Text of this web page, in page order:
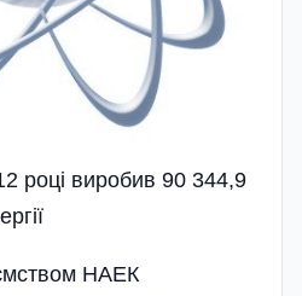
році виробив 90 344,9
НАЕК